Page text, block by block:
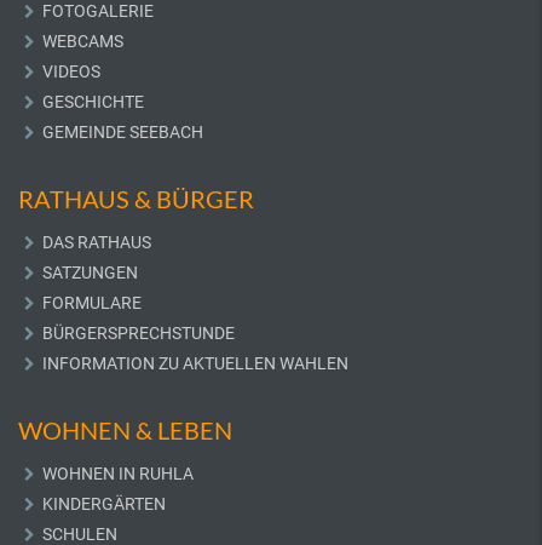
FOTOGALERIE
WEBCAMS
VIDEOS
GESCHICHTE
GEMEINDE SEEBACH
RATHAUS & BÜRGER
DAS RATHAUS
SATZUNGEN
FORMULARE
BÜRGERSPRECHSTUNDE
INFORMATION ZU AKTUELLEN WAHLEN
WOHNEN & LEBEN
WOHNEN IN RUHLA
KINDERGÄRTEN
SCHULEN